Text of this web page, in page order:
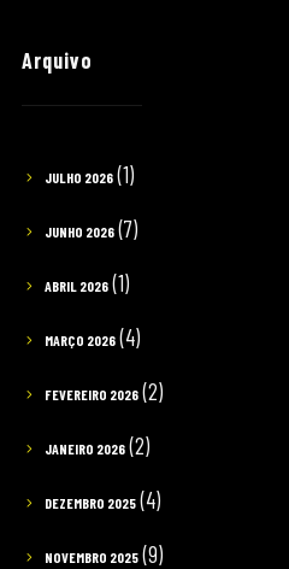
Arquivo
JULHO 2026(1)
JUNHO 2026(7)
ABRIL 2026(1)
MARÇO 2026(4)
FEVEREIRO 2026(2)
JANEIRO 2026(2)
DEZEMBRO 2025(4)
NOVEMBRO 2025(9)